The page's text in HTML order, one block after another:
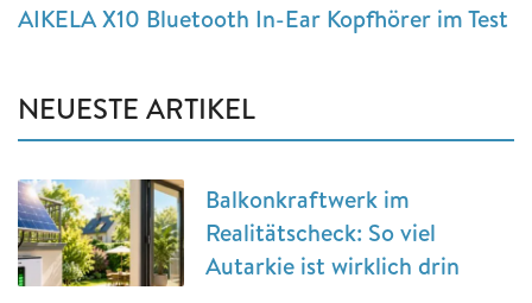
AIKELA X10 Bluetooth In-Ear Kopfhörer im Test
NEUESTE ARTIKEL
Balkonkraftwerk im
Realitätscheck: So viel
Autarkie ist wirklich drin